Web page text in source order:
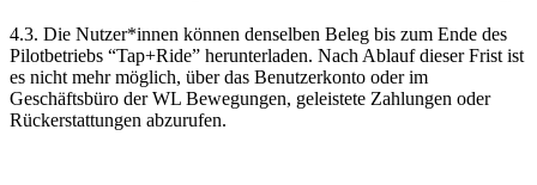
4.3. Die Nutzer*innen können denselben Beleg bis zum Ende des
Pilotbetriebs “Tap+Ride” herunterladen. Nach Ablauf dieser Frist ist
es nicht mehr möglich, über das Benutzerkonto oder im
Geschäftsbüro der WL Bewegungen, geleistete Zahlungen oder
Rückerstattungen abzurufen.